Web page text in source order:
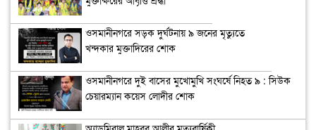
ওসমানীনগরে সড়ক দুর্ঘটনায় ৯ জনের মৃত্যুতে
খন্দকার মুক্তাদিরের শোক
ওসমানীনগরে দুই বাসের মুখোমুখি সংঘর্ষে নিহত ৯ : সিউক
চেয়ারম্যান কয়েস লোদীর শোক